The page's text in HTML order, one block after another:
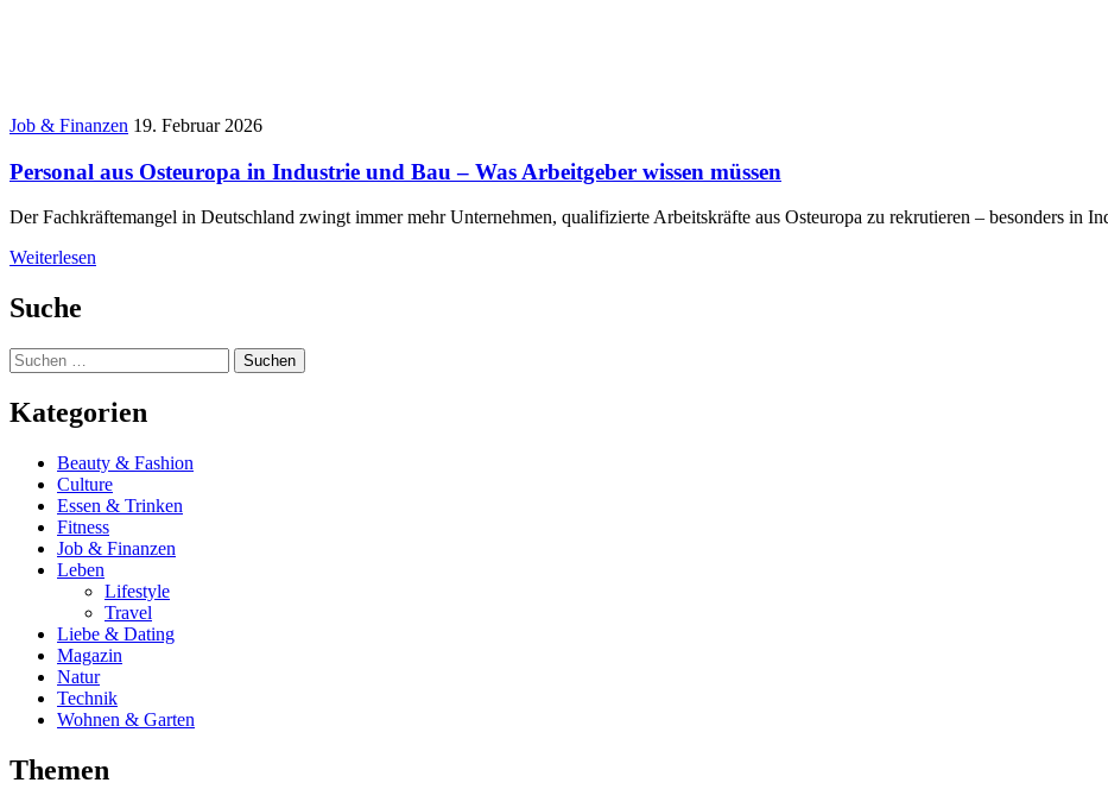
Job & Finanzen 19. Februar 2026
Personal aus Osteuropa in Industrie und Bau – Was Arbeitgeber wissen müssen
Der Fachkräftemangel in Deutschland zwingt immer mehr Unternehmen, qualifizierte Arbeitskräfte aus Osteuropa zu rekrutieren – besonders in
Weiterlesen
Suche
Suchen
nach:
Kategorien
Beauty & Fashion
Culture
Essen & Trinken
Fitness
Job & Finanzen
Leben
Lifestyle
Travel
Liebe & Dating
Magazin
Natur
Technik
Wohnen & Garten
Themen